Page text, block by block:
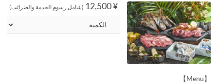
¥ 12,500 (شامل رسوم الخدمة والضرائب)
【Menu】